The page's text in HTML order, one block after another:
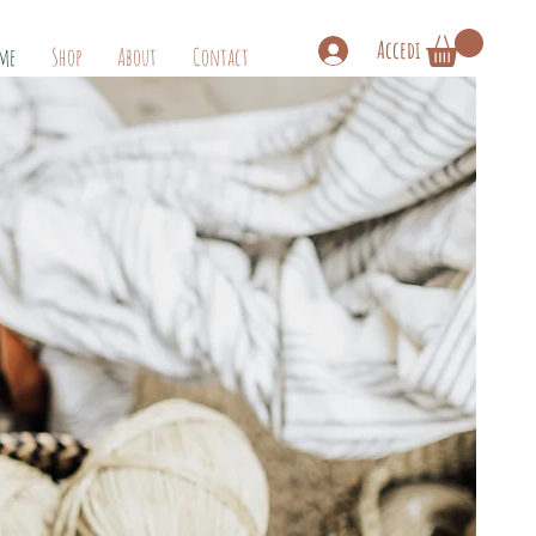
Accedi
Shop About Contact